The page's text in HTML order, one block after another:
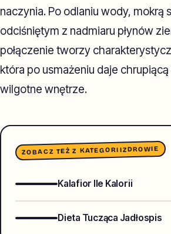
naczynia. Po odlaniu wody, mokrą
odciśniętym z nadmiaru płynów
połączenie tworzy
która po usmażeniu daje
wilgotne wnętrze.
ZOBACZ TEŻ Z KATEGORIIZDROWIE
Kalafior Ile Kalorii
Dieta Tucząca Jadłospis